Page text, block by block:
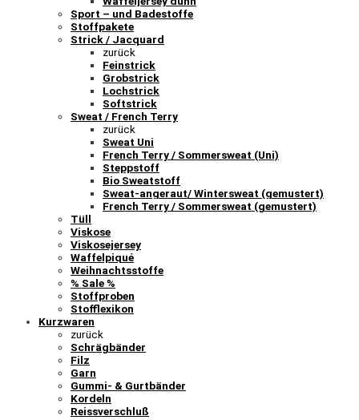
Sport – und Badestoffe
Stoffpakete
Strick / Jacquard
zurück
Feinstrick
Grobstrick
Lochstrick
Softstrick
Sweat / French Terry
zurück
Sweat Uni
French Terry / Sommersweat (Uni)
Steppstoff
Bio Sweatstoff
Sweat-angeraut/ Wintersweat (gemustert)
French Terry / Sommersweat (gemustert)
Tüll
Viskose
Viskosejersey
Waffelpiqué
Weihnachtsstoffe
% Sale %
Stoffproben
Stofflexikon
Kurzwaren
zurück
Schrägbänder
Filz
Garn
Gummi- & Gurtbänder
Kordeln
Reissverschluß